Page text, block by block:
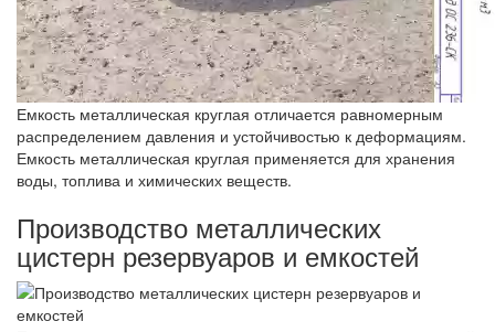
Емкость металлическая круглая отличается равномерным
распределением давления и устойчивостью к деформациям.
Емкость металлическая круглая применяется для хранения
воды, топлива и химических веществ.
Производство металлических
цистерн резервуаров и емкостей